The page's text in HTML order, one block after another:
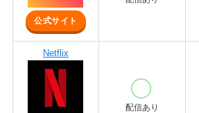
公式サイト
Netflix
配信あり